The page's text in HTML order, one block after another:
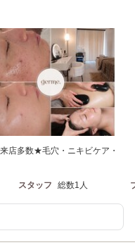
店多数★毛穴・ニキビケア・
スタッフ 総数1人